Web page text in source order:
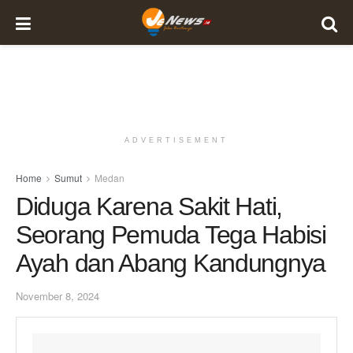
ADVERTISEMENT
Home Sumut Medan
Diduga Karena Sakit Hati,
Seorang Pemuda Tega Habisi
Ayah dan Abang Kandungnya
November 8, 2024